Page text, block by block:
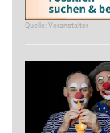
Quelle: Veranstalter